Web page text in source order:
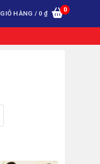
GIỎ HÀNG / 0 ₫
0